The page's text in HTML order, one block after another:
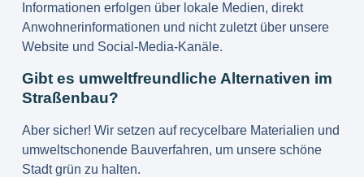
Informationen erfolgen über lokale Medien, direkt
Anwohnerinformationen und nicht zuletzt über unsere
Website und Social-Media-Kanäle.
Gibt es umweltfreundliche Alternativen im
Straßenbau?
Aber sicher! Wir setzen auf recycelbare Materialien und
umweltschonende Bauverfahren, um unsere schöne
Stadt grün zu halten.